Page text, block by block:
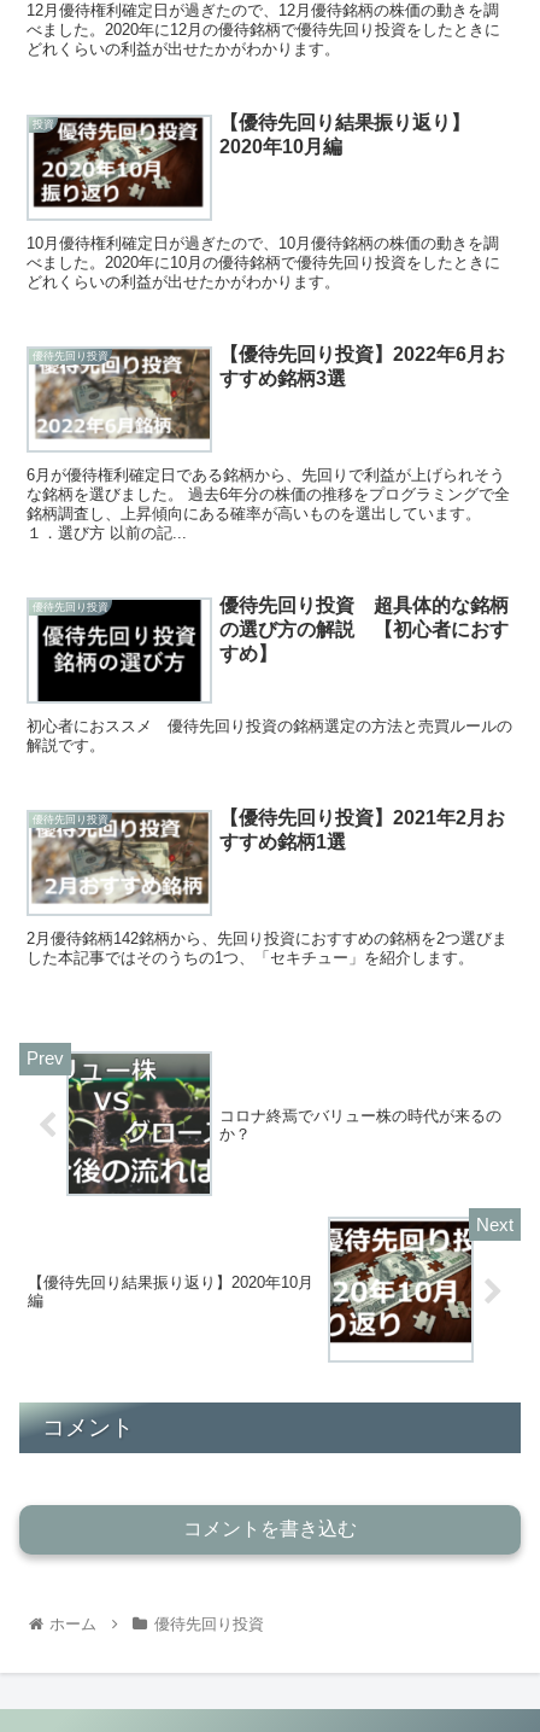
12月優待権利確定日が過ぎたので、12月優待銘柄の株価の動きを調
べました。2020年に12月の優待銘柄で優待先回り投資をしたときに
どれくらいの利益が出せたかがわかります。
投資
【優待先回り結果振り返り】
2020年10月編
10月優待権利確定日が過ぎたので、10月優待銘柄の株価の動きを調
べました。2020年に10月の優待銘柄で優待先回り投資をしたときに
どれくらいの利益が出せたかがわかります。
優待先回り投資
【優待先回り投資】2022年6月お
すすめ銘柄3選
6月が優待権利確定日である銘柄から、先回りで利益が上げられそう
な銘柄を選びました。 過去6年分の株価の推移をプログラミングで全
銘柄調査し、上昇傾向にある確率が高いものを選出しています。
１．選び方 以前の記...
優待先回り投資
優待先回り投資 超具体的な銘柄
の選び方の解説 【初心者におす
すめ】
初心者におススメ 優待先回り投資の銘柄選定の方法と売買ルールの
解説です。
優待先回り投資
【優待先回り投資】2021年2月お
すすめ銘柄1選
2月優待銘柄142銘柄から、先回り投資におすすめの銘柄を2つ選びま
した本記事ではそのうちの1つ、「セキチュー」を紹介します。
コロナ終焉でバリュー株の時代が来るの
か？
【優待先回り結果振り返り】2020年10月
編
コメント
コメントを書き込む
ホーム 優待先回り投資